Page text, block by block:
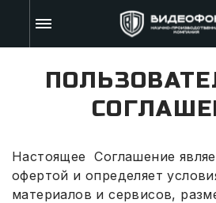
Настоящее Соглашение
офертой и определяет
материалов и сервисов,